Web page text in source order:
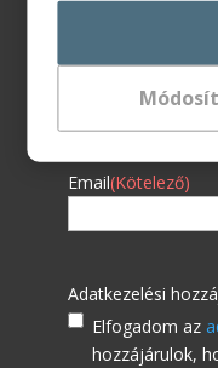
Hírlevél
Név(Kötelező)
Email(Kötelező)
Adatkezelési
Elfogadom az
hozzájárulok,